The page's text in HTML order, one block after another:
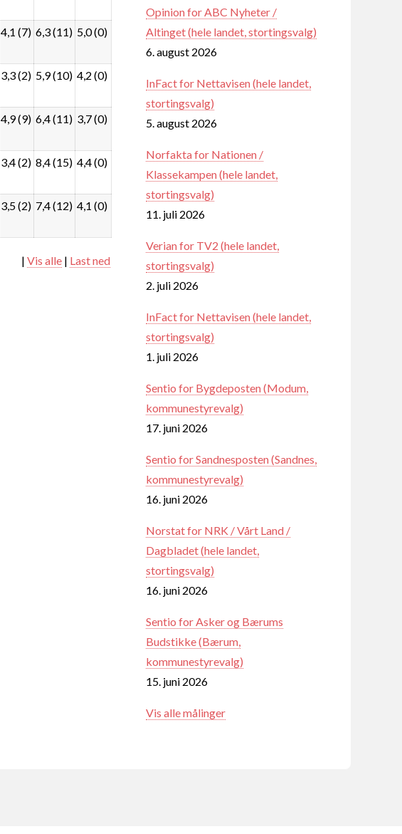
4,1 (7) 6,3 (11) 5,0 (0)
3,3 (2) 5,9 (10) 4,2 (0)
4,9 (9) 6,4 (11) 3,7 (0)
3,4 (2) 8,4 (15) 4,4 (0)
3,5 (2) 7,4 (12) 4,1 (0)
| Vis alle| Last ned
Opinion for ABC Nyheter /
Altinget (hele landet, stortingsvalg)
6. august 2026
InFact for Nettavisen (hele landet,
stortingsvalg)
5. august 2026
Norfakta for Nationen /
Klassekampen (hele landet,
stortingsvalg)
11. juli 2026
Verian for TV2 (hele landet,
stortingsvalg)
2. juli 2026
InFact for Nettavisen (hele landet,
stortingsvalg)
1. juli 2026
Sentio for Bygdeposten (Modum,
kommunestyrevalg)
17. juni 2026
Sentio for Sandnesposten (Sandnes,
kommunestyrevalg)
16. juni 2026
Norstat for NRK / Vårt Land /
Dagbladet (hele landet,
stortingsvalg)
16. juni 2026
Sentio for Asker og Bærums
Budstikke (Bærum,
kommunestyrevalg)
15. juni 2026
Vis alle målinger